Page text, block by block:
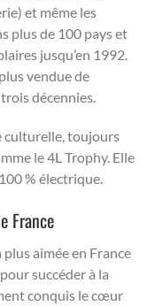
et même les
plus de 100 pays et
jusqu’en 1992.
vendue de
décennies.
culturelle, toujours
le 4L Trophy. Elle
% électrique.
France
aimée en France
succéder à la
conquis le cœur